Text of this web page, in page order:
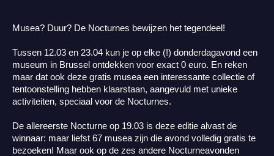
Musea? Duur? De Nocturnes bewijzen het tegendeel!
Tussen 12.03 en 23.04 kun je op elke (!) donderdagavond een
museum in Brussel ontdekken voor exact 0 euro. En reken
maar dat ook deze gratis musea een interessante collectie of
tentoonstelling hebben klaarstaan, aangevuld met unieke
activiteiten, speciaal voor de Nocturnes.
De allereerste Nocturne op 19.03 is deze editie alvast de
winnaar: maar liefst 67 musea zijn die avond volledig gratis te
bezoeken! Maar ook op de zes andere Nocturneavonden